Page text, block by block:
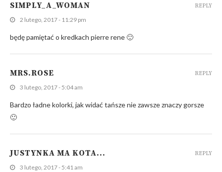
SIMPLY_A_WOMAN
2 lutego, 2017 - 11:29 pm
będę pamiętać o kredkach pierre rene 🙂
REPLY
MRS.ROSE
3 lutego, 2017 - 5:04 am
Bardzo ładne kolorki, jak widać tańsze nie zawsze znaczy gorsze
🙂
REPLY
JUSTYNKA MA KOTA...
3 lutego, 2017 - 5:41 am
REPLY